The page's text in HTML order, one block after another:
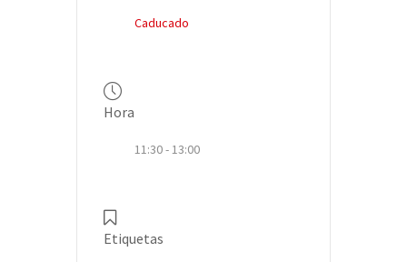
Caducado
Hora
11:30 - 13:00
Etiquetas